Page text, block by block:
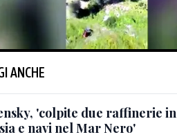
ANCHE
'colpite due raffinerie in
e navi nel Mar Nero'